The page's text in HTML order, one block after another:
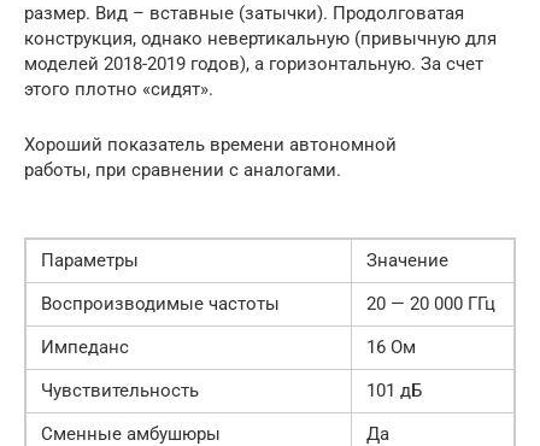
размер. Вид – вставные (затычки). Продолговатая
конструкция, однако невертикальную (привычную для
моделей 2018-2019 годов), а горизонтальную. За счет
этого плотно «сидят».
Хороший показатель времени автономной
работы, при сравнении с аналогами.
Параметры
Значение
Воспроизводимые частоты
20 — 20 000 ГГц
Импеданс
16 Ом
Чувствительность
101 дБ
Сменные амбушюры
Да